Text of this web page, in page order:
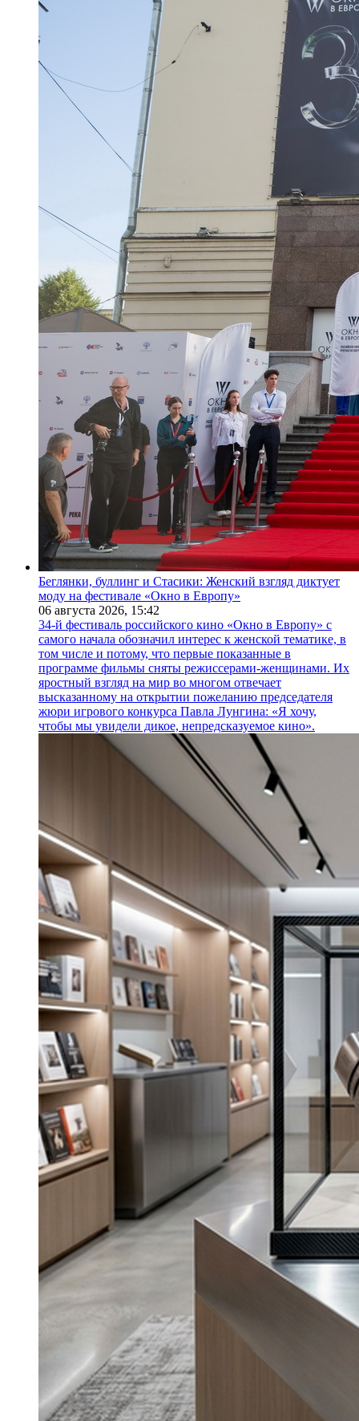
Беглянки, буллинг и Стасики: Женский взгляд диктует
моду на фестивале «Окно в Европу»
06 августа 2026, 15:42
34-й фестиваль российского кино «Окно в Европу» с
самого начала обозначил интерес к женской тематике, в
том числе и потому, что первые показанные в
программе фильмы сняты режиссерами-женщинами. Их
яростный взгляд на мир во многом отвечает
высказанному на открытии пожеланию председателя
жюри игрового конкурса Павла Лунгина: «Я хочу,
чтобы мы увидели дикое, непредсказуемое кино».